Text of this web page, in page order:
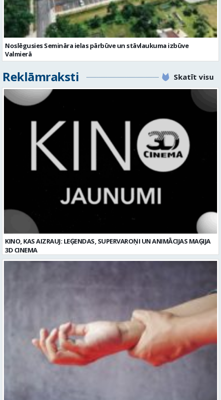
Noslēgusies Semināra ielas pārbūve un stāvlaukuma izbūve
Valmierā
Reklāmraksti Skatīt visu
KINO, KAS AIZRAUJ: LEĢENDAS, SUPERVAROŅI UN ANIMĀCIJAS MAĢIJA
3D CINEMA